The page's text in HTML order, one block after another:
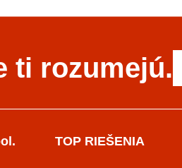
ti rozumejú.
TOP RIEŠENIA